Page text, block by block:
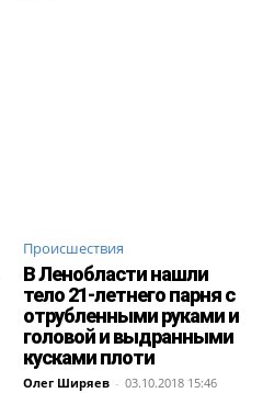
Происшествия
В Ленобласти нашли
тело 21-летнего парня с
отрубленными руками и
головой и выдранными
кусками плоти
Олег Ширяев - 03.10.2018 15:46